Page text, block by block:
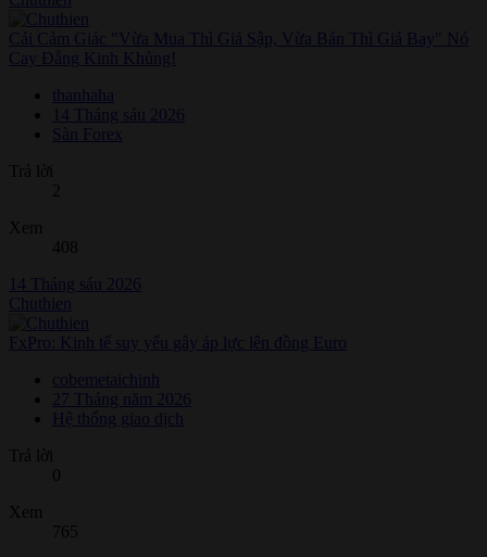
Cái Cảm Giác "Vừa Mua Thì Giá Sập, Vừa Bán Thì Giá Bay" Nó
Cay Đắng Kinh Khủng!
thanhaha
14 Tháng sáu 2026
Sàn Forex
Trả lời
Xem
408
14 Tháng sáu 2026
Chuthien
FxPro: Kinh tế suy yếu gây áp lực lên đồng Euro
cobemetaichinh
27 Tháng năm 2026
Hệ thống giao dịch
Trả lời
0
Xem
765